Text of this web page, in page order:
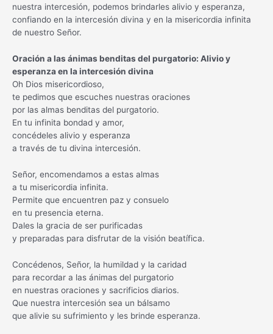
nuestra intercesión, podemos brindarles alivio y esperanza,
confiando en la intercesión divina y en la misericordia infinita
de nuestro Señor.
Oración a las ánimas benditas del purgatorio: Alivio y
esperanza en la intercesión divina
Oh Dios misericordioso,
te pedimos que escuches nuestras oraciones
por las almas benditas del purgatorio.
En tu infinita bondad y amor,
concédeles alivio y esperanza
a través de tu divina intercesión.
Señor, encomendamos a estas almas
a tu misericordia infinita.
Permite que encuentren paz y consuelo
en tu presencia eterna.
Dales la gracia de ser purificadas
y preparadas para disfrutar de la visión beatífica.
Concédenos, Señor, la humildad y la caridad
para recordar a las ánimas del purgatorio
en nuestras oraciones y sacrificios diarios.
Que nuestra intercesión sea un bálsamo
que alivie su sufrimiento y les brinde esperanza.